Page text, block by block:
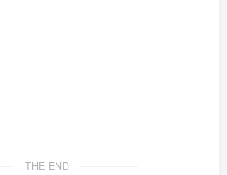
THE END